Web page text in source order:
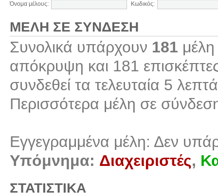
Όνομα μέλους: Κωδικός:
ΜΈΛΗ ΣΕ ΣΎΝΔΕΣΗ
Συνολικά υπάρχουν 181
απόκρυψη και 181
συνδεθεί τα τελευταία 5
Περισσότερα μέλη σε
Εγγεγραμμένα μέλη: Δεν
Υπόμνημα: Διαχειριστές,
ΣΤΑΤΙΣΤΙΚΆ